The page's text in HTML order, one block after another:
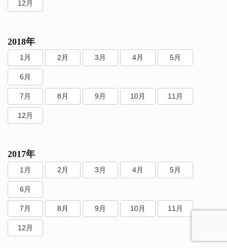
12月
2018年
1月 2月 3月 4月 5月
6月
7月 8月 9月 10月 11月
12月
2017年
1月 2月 3月 4月 5月
6月
7月 8月 9月 10月 11月
12月